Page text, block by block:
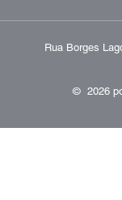
Rua Borges
© 2026